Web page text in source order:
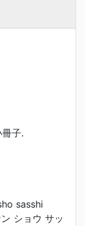
子.
sasshi
ショウ サッ